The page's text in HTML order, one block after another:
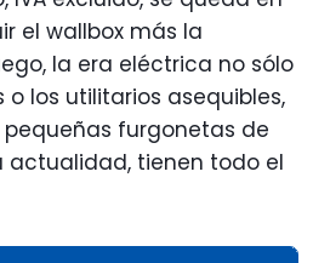
el wallbox más la
la era eléctrica no sólo
o los utilitarios asequibles,
furgonetas de
actualidad, tienen todo el